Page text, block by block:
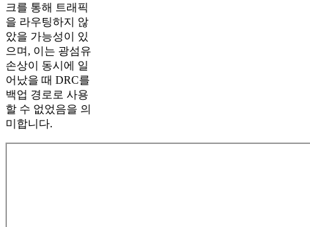
크를 통해 트래픽
을 라우팅하지 않
았을 가능성이 있
으며, 이는 광섬유
손상이 동시에 일
어났을 때 DRC를
백업 경로로 사용
할 수 없었음을 의
미합니다.